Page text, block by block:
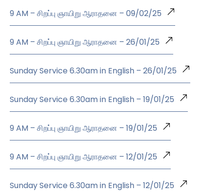
9 AM – சிறப்பு ஞாயிறு ஆராதனை – 09/02/25
9 AM – சிறப்பு ஞாயிறு ஆராதனை – 26/01/25
Sunday Service 6.30am in English – 26/01/25
Sunday Service 6.30am in English – 19/01/25
9 AM – சிறப்பு ஞாயிறு ஆராதனை – 19/01/25
9 AM – சிறப்பு ஞாயிறு ஆராதனை – 12/01/25
Sunday Service 6.30am in English – 12/01/25